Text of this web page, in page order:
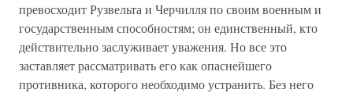
превосходит Рузвельта и Черчилля по своим военным и
государственным способностям; он единственный, кто
действительно заслуживает уважения. Но все это
заставляет рассматривать его как опаснейшего
противника, которого необходимо устранить. Без него